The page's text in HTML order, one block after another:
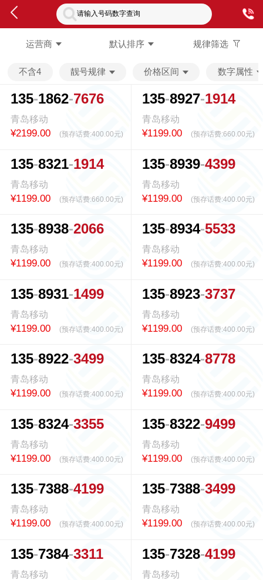
请输入号码数字查询
运营商 默认排序 规律筛选
不含4 靓号规律 价格区间 数字属性
135 1862 7676
青岛移动
¥2199.00 (预存话费:400.00元)
135 8927 1914
青岛移动
¥1199.00 (预存话费:660.00元)
135 8321 1914
青岛移动
¥1199.00 (预存话费:660.00元)
135 8939 4399
青岛移动
¥1199.00 (预存话费:400.00元)
135 8938 2066
青岛移动
¥1199.00 (预存话费:400.00元)
135 8934 5533
青岛移动
¥1199.00 (预存话费:400.00元)
135 8931 1499
青岛移动
¥1199.00 (预存话费:400.00元)
135 8923 3737
青岛移动
¥1199.00 (预存话费:400.00元)
135 8922 3499
青岛移动
¥1199.00 (预存话费:400.00元)
135 8324 8778
青岛移动
¥1199.00 (预存话费:400.00元)
135 8324 3355
青岛移动
¥1199.00 (预存话费:400.00元)
135 8322 9499
青岛移动
¥1199.00 (预存话费:400.00元)
135 7388 4199
青岛移动
¥1199.00 (预存话费:400.00元)
135 7388 3499
青岛移动
¥1199.00 (预存话费:400.00元)
135 7384 3311
青岛移动
135 7328 4199
青岛移动